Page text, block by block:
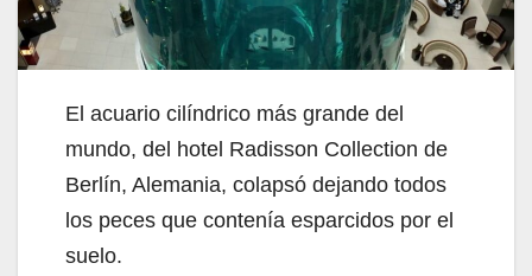
El acuario cilíndrico más grande del
mundo, del hotel Radisson Collection de
Berlín, Alemania, colapsó dejando todos
los peces que contenía esparcidos por el
suelo.